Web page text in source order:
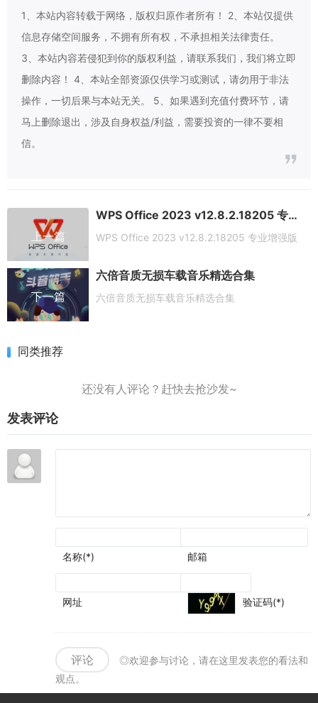
1、本站内容转载于网络，版权归原作者所有！ 2、本站仅提供
信息存储空间服务，不拥有所有权，不承担相关法律责任。
3、本站内容若侵犯到你的版权利益，请联系我们，我们将立即
删除内容！ 4、本站全部资源仅供学习或测试，请勿用于非法
操作，一切后果与本站无关。 5、如果遇到充值付费环节，请
马上删除退出，涉及自身权益/利益，需要投资的一律不要相
信。
上一篇
WPS Office 2023 v12.8.2.18205 专业增强版
WPS Office 2023 v12.8.2.18205 专业增强版
下一篇
六倍音质无损车载音乐精选合集
六倍音质无损车载音乐精选合集
同类推荐
发表评论
名称(*) 邮箱
网址 验证码(*)
评论
◎欢迎参与讨论，请在这里发表您的看法和
观点。